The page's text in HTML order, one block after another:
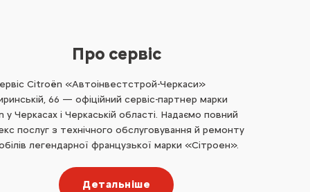
Про сервіс
Citroën «Автоінвестстрой-Черкаси»
66 — офіційний сервіс-партнер марки
у Черкасах і Черкаській області. Надаємо повний
послуг з технічного обслуговування й ремонту
легендарної французької марки «Сітроен».
Детальніше